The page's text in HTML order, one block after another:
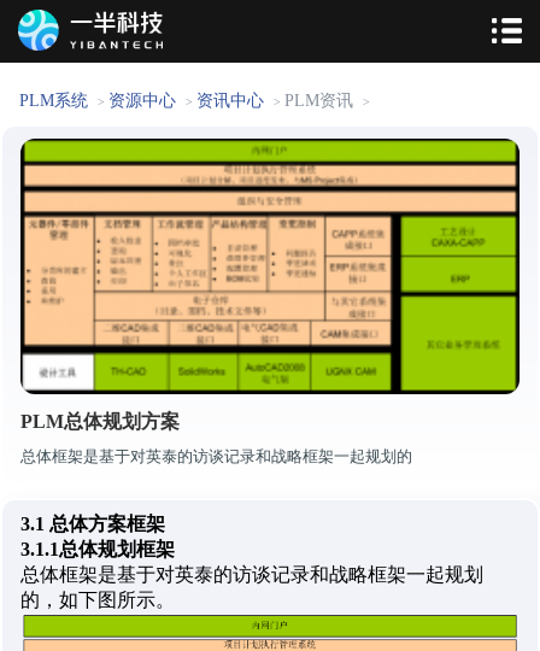
PLM系统 > 资源中心 > 资讯中心 > PLM资讯 >
PLM总体规划方案
总体框架是基于对英泰的访谈记录和战略框架一起规划的
3.1 总体方案框架
3.1.1总体规划框架
总体框架是基于对英泰的访谈记录和战略框架一起规划
的，如下图所示。